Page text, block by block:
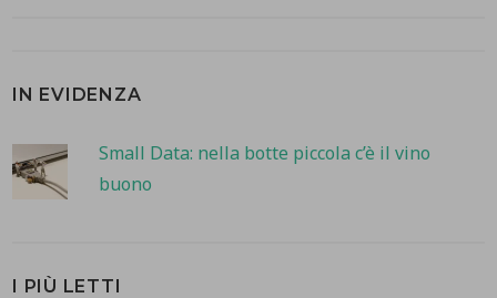
IN EVIDENZA
Small Data: nella botte piccola c’è il vino
buono
I PIÙ LETTI